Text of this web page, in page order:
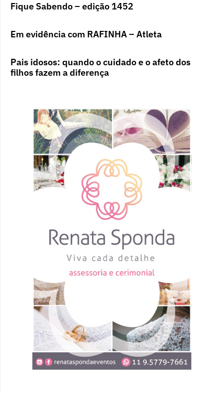
Fique Sabendo – edição 1452
Em evidência com RAFINHA – Atleta
Pais idosos: quando o cuidado e o afeto dos
filhos fazem a diferença